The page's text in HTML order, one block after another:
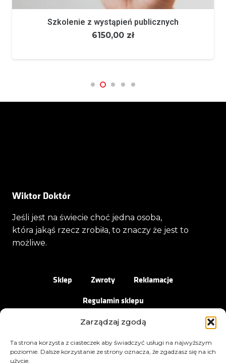
Zarządzaj zgodą
Ta strona korzysta z ciasteczek aby świadczyć usługi na najwyższym
poziomie. Dalsze korzystanie ze strony oznacza, że zgadzasz się na ich
użycie.
Szkolenie z wystąpień publicznych
6150,00 zł
Wiktor Doktór
Jeśli jest na świecie choć jedna osoba,
która jakąś rzecz zrobiła, to znaczy że jest to
możliwe.
Sklep Zwroty
Reklamacje
Regulamin sklepu